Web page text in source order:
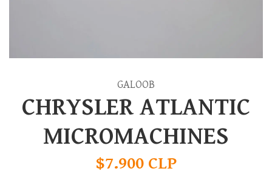
GALOOB
CHRYSLER ATLANTIC
MICROMACHINES
$7.900 CLP